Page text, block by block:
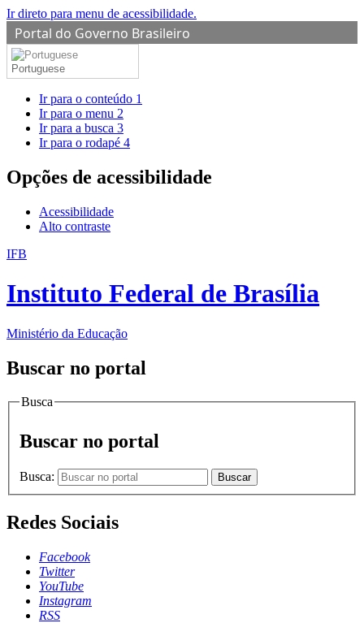
Ir direto para menu de acessibilidade.
Portal do Governo Brasileiro
Portuguese
Ir para o conteúdo 1
Ir para o menu 2
Ir para a busca 3
Ir para o rodapé 4
Opções de acessibilidade
Acessibilidade
Alto contraste
IFB
Instituto Federal de Brasília
Ministério da Educação
Buscar no portal
Busca
Buscar no portal
Busca: Buscar
Redes Sociais
Facebook
Twitter
YouTube
Instagram
RSS